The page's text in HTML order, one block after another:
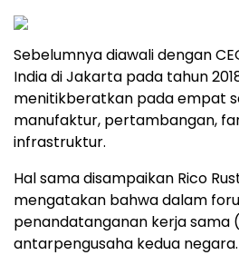
Sebelumnya diawali dengan
India di Jakarta pada tahun
menitikberatkan pada empat
manufaktur, pertambangan,
infrastruktur.
Hal sama disampaikan Rico
mengatakan bahwa dalam
penandatanganan kerja sama
antarpengusaha kedua negara.